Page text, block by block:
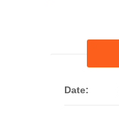
Date: